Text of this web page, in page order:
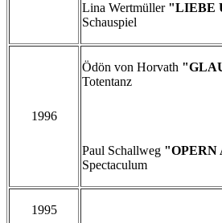
Lina Wertmüller"LIEBE
Schauspiel
1996
Ödön von Horvath
Totentanz
Paul Schallweg "OPERN
Spectaculum
1995